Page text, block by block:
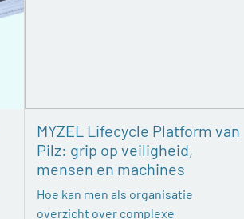
MYZEL Lifecycle Platform van
Pilz: grip op veiligheid,
mensen en machines
Hoe kan men als organisatie
overzicht over complexe